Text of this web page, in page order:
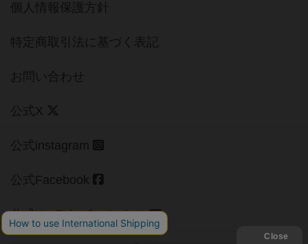
個人情報保護方針
特定商取引法に基づく表記
お問い合わせ
公式X
公式instagram
公式Facebook
公式YouTubeチャンネル